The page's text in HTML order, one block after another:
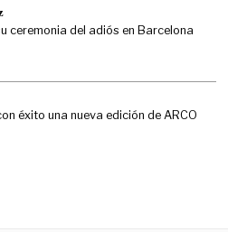
ceremonia del adiós en Barcelona
éxito una nueva edición de ARCO